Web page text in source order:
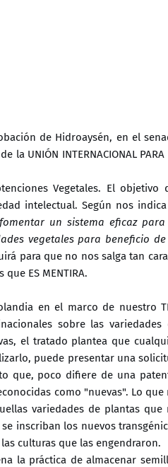
de Hidroaysén, en el
UNIÓN INTERNACIONAL PARA
Vegetales. El objetivo
intelectual. Según nos
un sistema eficaz
vegetales para beneficio
para que no nos salga tan
ES MENTIRA.
en el marco de nuestro
sobre las variedades
el tratado plantea que
puede presentar una
que, poco difiere de una
como "nuevas". Lo que
variedades de plantas que
inscriban los nuevos
culturas que las engendraron.
la práctica de almacenar